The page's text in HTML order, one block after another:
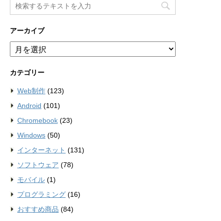
アーカイブ
ア
ー
イ
ブ
カテゴリー
Web制作 (123)
Android (101)
Chromebook (23)
Windows (50)
インターネット (131)
ソフトウェア (78)
モバイル (1)
プログラミング (16)
おすすめ商品 (84)